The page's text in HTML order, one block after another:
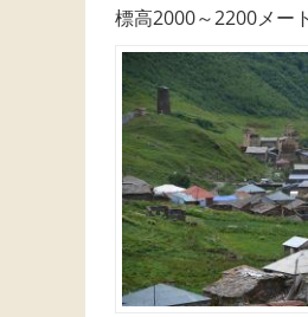
標高2000～2200メー